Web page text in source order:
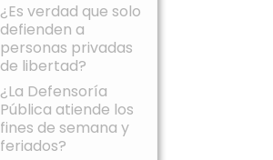
¿Es verdad que solo
defienden a
personas privadas
de libertad?
¿La Defensoría
Pública atiende los
fines de semana y
feriados?